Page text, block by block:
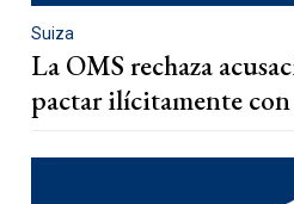
Suiza
La OMS rechaza
pactar ilícitamente